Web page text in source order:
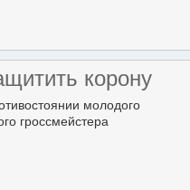
корону
молодого
гроссмейстера